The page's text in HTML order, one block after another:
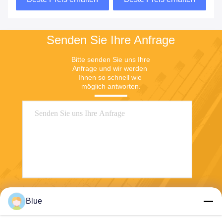
Senden Sie Ihre Anfrage
Bitte senden Sie uns Ihre
Anfrage und wir werden
Ihnen so schnell wie
möglich antworten.
Blue